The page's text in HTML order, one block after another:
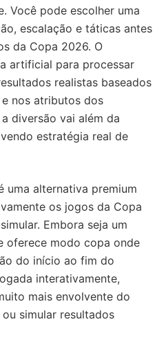
Você pode escolher uma
escalação e táticas antes
da Copa 2026. O
artificial para processar
realistas baseados
nos atributos dos
diversão vai além da
estratégia real de
uma alternativa premium
os jogos da Copa
Embora seja um
oferece modo copa onde
do início ao fim do
interativamente,
mais envolvente do
simular resultados